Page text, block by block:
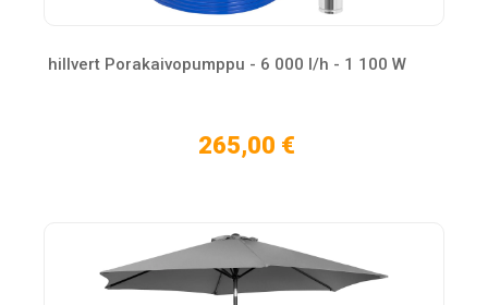
hillvert Porakaivopumppu - 6 000 l/h - 1 100 W
265,00 €